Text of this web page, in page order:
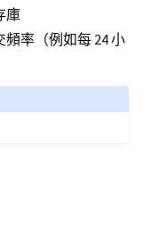
庫
頻率（例如每 24 小